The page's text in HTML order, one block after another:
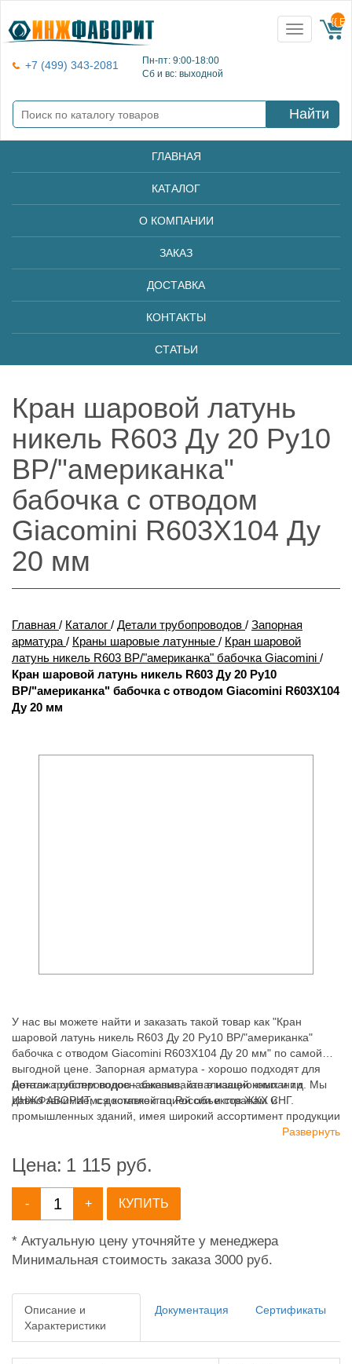
+7 (499) 343-2081
Пн-пт: 9:00-18:00
Сб и вс: выходной
Toggle
navigation
{{
Найти
ГЛАВНАЯ
КАТАЛОГ
О КОМПАНИИ
ЗАКАЗ
ДОСТАВКА
КОНТАКТЫ
СТАТЬИ
Кран шаровой латунь
никель R603 Ду 20 Ру10
ВР/"американка"
бабочка с отводом
Giacomini R603X104 Ду
20 мм
Главная / Каталог / Детали трубопроводов / Запорная
арматура / Краны шаровые латунные / Кран шаровой
латунь никель R603 ВР/"американка" бабочка Giacomini /
Кран шаровой латунь никель R603 Ду 20 Ру10
ВР/"американка" бабочка с отводом Giacomini R603X104
Ду 20 мм
У нас вы можете найти и заказать такой товар как "Кран
шаровой латунь никель R603 Ду 20 Ру10 ВР/"американка"
бабочка с отводом Giacomini R603X104 Ду 20 мм" по самой
выгодной цене. Запорная арматура - хорошо подходят для
монтажа систем водоснабжения, канализационных и т.д. Мы
давно занимаемся комплектацией объектов ЖКХ и
промышленных зданий, имея широкий ассортимент продукции
для систем: отопления, водоснабжения, канализации и
Детали трубопроводов - заказывайте в нашей компании
ИНЖФАВОРИТ, с доставкой по России и странам СНГ.
Развернуть
Цена: 1 115 руб.
- + КУПИТЬ
* Актуальную цену уточняйте у менеджера
Минимальная стоимость заказа 3000 руб.
Описание и
Характеристики
Документация Сертификаты